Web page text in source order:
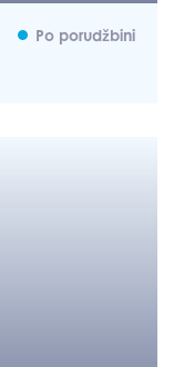
Po porudžbini